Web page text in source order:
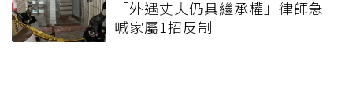
「外遇丈夫仍具繼承權」律師急
喊家屬1招反制